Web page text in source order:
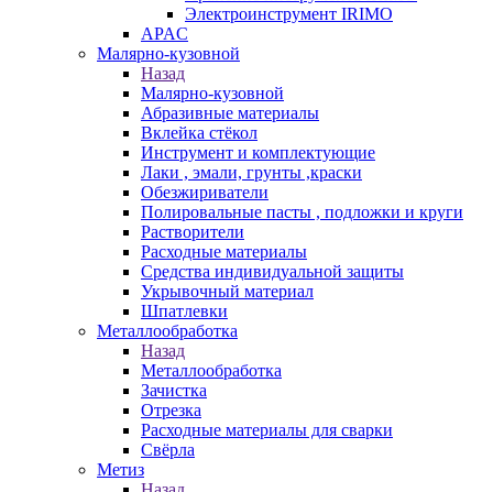
Электроинструмент IRIMO
APAC
Малярно-кузовной
Назад
Малярно-кузовной
Абразивные материалы
Вклейка стёкол
Инструмент и комплектующие
Лаки , эмали, грунты ,краски
Обезжириватели
Полировальные пасты , подложки и круги
Растворители
Расходные материалы
Средства индивидуальной защиты
Укрывочный материал
Шпатлевки
Металлообработка
Назад
Металлообработка
Зачистка
Отрезка
Расходные материалы для сварки
Свёрла
Метиз